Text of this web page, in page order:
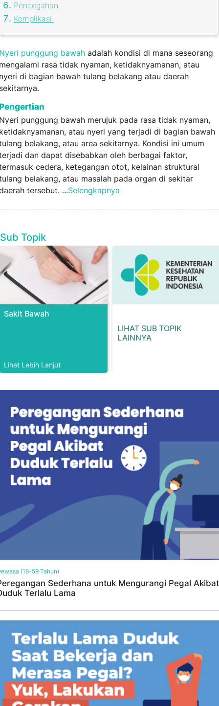
Pencegahan
Komplikasi
punggung bawahadalah kondisi di mana seseorang
rasa tidak nyaman, ketidaknyamanan, atau
di bagian bawah tulang belakang atau daerah
punggung bawah merujuk pada rasa tidak nyaman,
atau nyeri yang terjadi di bagian bawah
belakang, atau area sekitarnya. Kondisi ini umum
dan dapat disebabkan oleh berbagai faktor,
cedera, ketegangan otot, kelainan struktural
belakang, atau masalah pada organ di sekitar
tersebut. ...Selengkapnya
Sub Topik
Sakit Bawah
Lihat Lebih Lanjut
LIHAT SUB TOPIK
LAINNYA
(18-59 Tahun)
Sederhana untuk Mengurangi Pegal Akibat
Terlalu Lama